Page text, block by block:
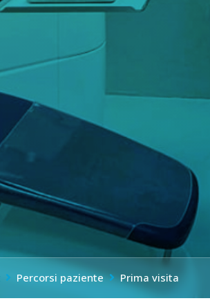
 Percorsi paziente  Prima visita